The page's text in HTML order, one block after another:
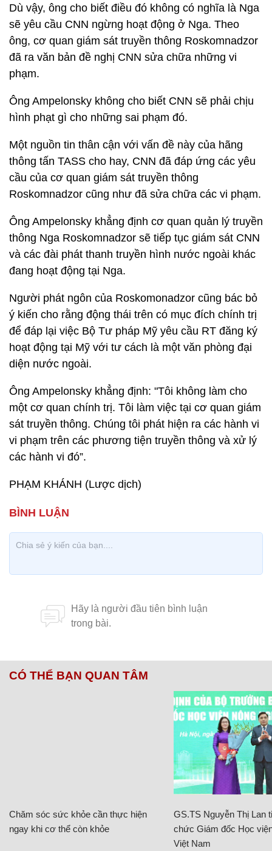
Dù vậy, ông cho biết điều đó không có nghĩa là Nga
sẽ yêu cầu CNN ngừng hoạt động ở Nga. Theo
ông, cơ quan giám sát truyền thông Roskomnadzor
đã ra văn bản đề nghị CNN sửa chữa những vi
phạm.
Ông Ampelonsky không cho biết CNN sẽ phải chịu
hình phạt gì cho những sai phạm đó.
Một nguồn tin thân cận với vấn đề này của hãng
thông tấn TASS cho hay, CNN đã đáp ứng các yêu
cầu của cơ quan giám sát truyền thông
Roskomnadzor cũng như đã sửa chữa các vi phạm.
Ông Ampelonsky khẳng định cơ quan quản lý truyền
thông Nga Roskomnadzor sẽ tiếp tục giám sát CNN
và các đài phát thanh truyền hình nước ngoài khác
đang hoạt động tại Nga.
Người phát ngôn của Roskomonadzor cũng bác bỏ
ý kiến cho rằng động thái trên có mục đích chính trị
để đáp lại việc Bộ Tư pháp Mỹ yêu cầu RT đăng ký
hoạt động tại Mỹ với tư cách là một văn phòng đại
diện nước ngoài.
Ông Ampelonsky khẳng định: "Tôi không làm cho
một cơ quan chính trị. Tôi làm việc tại cơ quan giám
sát truyền thông. Chúng tôi phát hiện ra các hành vi
vi phạm trên các phương tiện truyền thông và xử lý
các hành vi đó”.
PHẠM KHÁNH (Lược dịch)
CÓ THỂ BẠN QUAN TÂM
Chăm sóc sức khỏe cần thực hiện
ngay khi cơ thể còn khỏe
GS.TS Nguyễn Thị Lan
chức Giám đốc Học
Việt Nam